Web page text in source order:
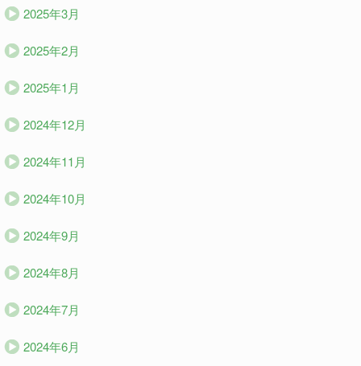
2025年3月
2025年2月
2025年1月
2024年12月
2024年11月
2024年10月
2024年9月
2024年8月
2024年7月
2024年6月